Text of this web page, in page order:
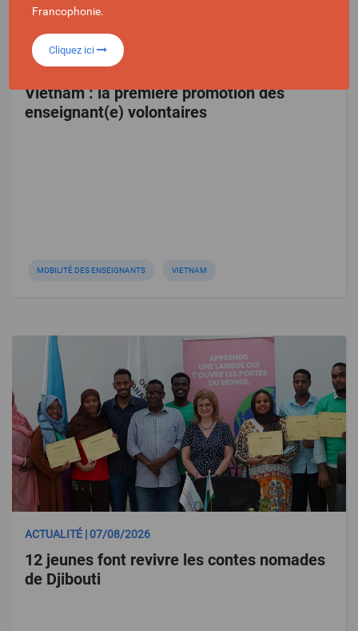
ACTUALITÉ | 07/08/2026
Vietnam : la première promotion des
enseignant(e) volontaires
MOBILITÉ DES ENSEIGNANTS VIETNAM
ACTUALITÉ | 07/08/2026
12 jeunes font revivre les contes nomades
de Djibouti
Francophonie.
Cliquez ici